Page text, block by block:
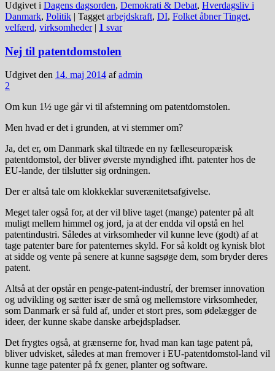
Udgivet i Dagens dagsorden, Demokrati & Debat, Hverdagsliv i
Danmark, Politik | Tagget arbejdskraft, DI, Folket åbner Tinget,
velfærd, virksomheder | 1 svar
Nej til patentdomstolen
Udgivet den 14. maj 2014 afadmin
2
Om kun 1½ uge går vi til afstemning om patentdomstolen.
Men hvad er det i grunden, at vi stemmer om?
Ja, det er, om Danmark skal tiltræde en ny fælleseuropæisk
patentdomstol, der bliver øverste myndighed ifht. patenter hos de
EU-lande, der tilslutter sig ordningen.
Der er altså tale om klokkeklar suverænitetsafgivelse.
Meget taler også for, at der vil blive taget (mange) patenter på alt
muligt mellem himmel og jord, ja at der endda vil opstå en hel
patentindustri. Således at virksomheder vil kunne leve (godt) af at
tage patenter bare for patenternes skyld. For så koldt og kynisk blot
at sidde og vente på senere at kunne sagsøge dem, som bryder deres
patent.
Altså at der opstår en penge-patent-industrí, der bremser innovation
og udvikling og sætter især de små og mellemstore virksomheder,
som Danmark er så fuld af, under et stort pres, som ødelægger de
ideer, der kunne skabe danske arbejdspladser.
Det frygtes også, at grænserne for, hvad man kan tage patent på,
bliver udvisket, således at man fremover i EU-patentdomstol-land vil
kunne tage patenter på fx gener, planter og software.